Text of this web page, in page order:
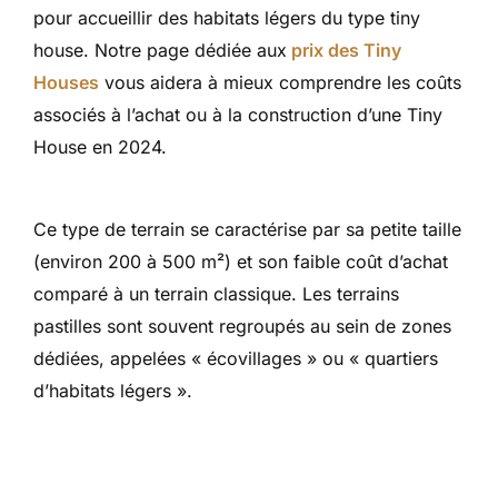
pour accueillir des habitats légers du type tiny
house. Notre page dédiée aux prix des Tiny
Houses vous aidera à mieux comprendre les coûts
associés à l’achat ou à la construction d’une Tiny
House en 2024.
Ce type de terrain se caractérise par sa petite taille
(environ 200 à 500 m²) et son faible coût d’achat
comparé à un terrain classique. Les terrains
pastilles sont souvent regroupés au sein de zones
dédiées, appelées « écovillages » ou « quartiers
d’habitats légers ».